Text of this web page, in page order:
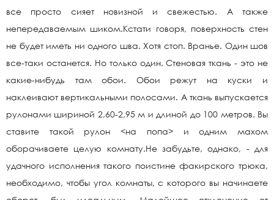
все просто сияет новизной и свежестью. А также
непередаваемым шиком.Кстати говоря, поверхность стен
не будет иметь ни одного шва. Хотя стоп. Вранье. Один шов
все-таки останется. Но только один. Стеновая ткань - это не
какие-нибудь там обои. Обои режут на куски и
наклеивают вертикальными полосами. А ткань выпускается
рулонами шириной 2,60-2,95 м и длиной до 100 метров. Вы
ставите такой рулон <на попа> и одним махом
оборачиваете целую комнату.Не забудьте, однако, - для
удачного исполнения такого поистине факирского трюка,
необходимо, чтобы угол комнаты, с которого вы начинаете